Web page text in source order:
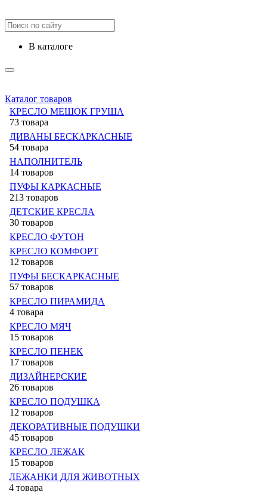
в каталоге
Каталог товаров
КРЕСЛО МЕШОК ГРУША
73 товара
ДИВАНЫ БЕСКАРКАСНЫЕ
54 товара
НАПОЛНИТЕЛЬ
14 товаров
ПУФЫ КАРКАСНЫЕ
213 товаров
ДЕТСКИЕ КРЕСЛА
30 товаров
КРЕСЛО ФУТОН
КРЕСЛО КОМФОРТ
12 товаров
ПУФЫ БЕСКАРКАСНЫЕ
57 товаров
КРЕСЛО ПИРАМИДА
4 товара
КРЕСЛО МЯЧ
15 товаров
КРЕСЛО ПЕНЕК
17 товаров
ДИЗАЙНЕРСКИЕ
26 товаров
КРЕСЛО ПОДУШКА
12 товаров
ДЕКОРАТИВНЫЕ ПОДУШКИ
45 товаров
КРЕСЛО ЛЕЖАК
15 товаров
ЛЕЖАНКИ ДЛЯ ЖИВОТНЫХ
4 товара